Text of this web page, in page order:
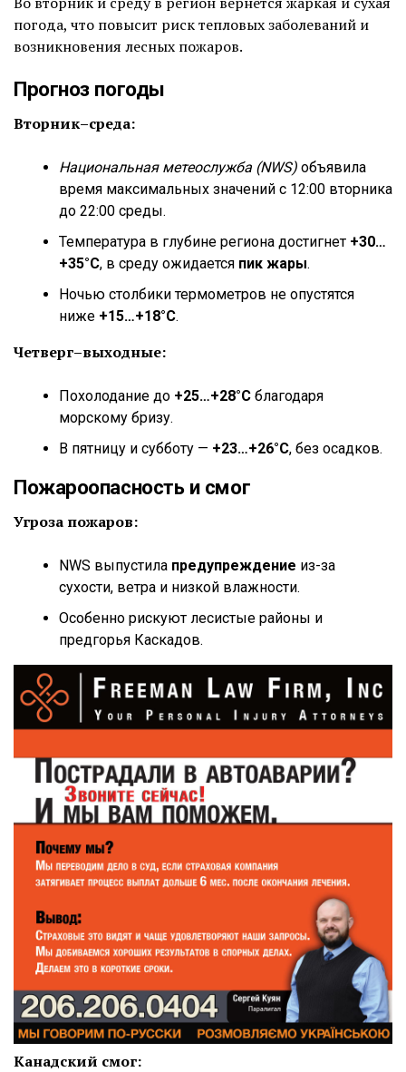
погода, что повысит риск тепловых заболеваний и
возникновения лесных пожаров.
Прогноз погоды
Вторник–среда:
Национальная метеослужба (NWS) объявила
время максимальных значений с 12:00 вторника
до 22:00 среды.
Температура в глубине региона достигнет +30…
+35°C, в среду ожидается пик жары.
Ночью столбики термометров не опустятся
ниже +15…+18°C.
Четверг–выходные:
Похолодание до +25…+28°C благодаря
морскому бризу.
В пятницу и субботу — +23…+26°C, без осадков.
Пожароопасность и смог
Угроза пожаров:
NWS выпустила предупреждение из-за
сухости, ветра и низкой влажности.
Особенно рискуют лесистые районы и
предгорья Каскадов.
Канадский смог: